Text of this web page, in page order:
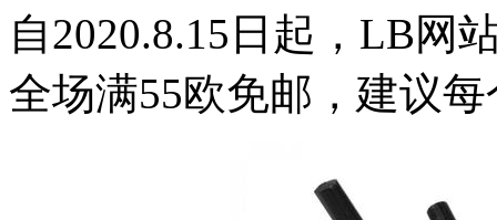
自2020.8.15日起，LB网
全场满55欧免邮，建议